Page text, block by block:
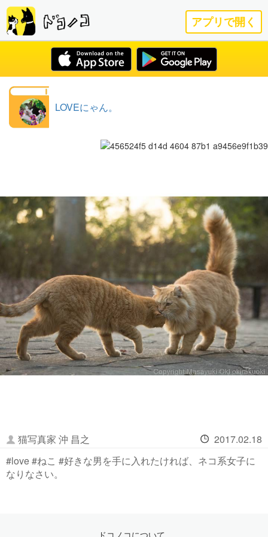
アプリで開く
LOVEにゃん。
猫写真家 沖 昌之
2017.02.18
#love #ねこ #好きな男を手に入れたければ、ネコ系女子に
なりなさい。